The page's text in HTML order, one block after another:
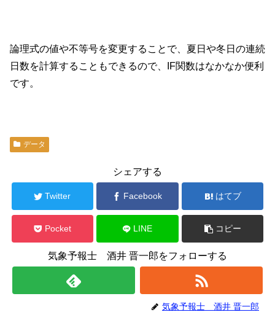
論理式の値や不等号を変更することで、夏日や冬日の連続
日数を計算することもできるので、IF関数はなかなか便利
です。
データ
シェアする
Twitter Facebook はてブ
Pocket LINE コピー
気象予報士 酒井 晋一郎をフォローする
気象予報士 酒井 晋一郎